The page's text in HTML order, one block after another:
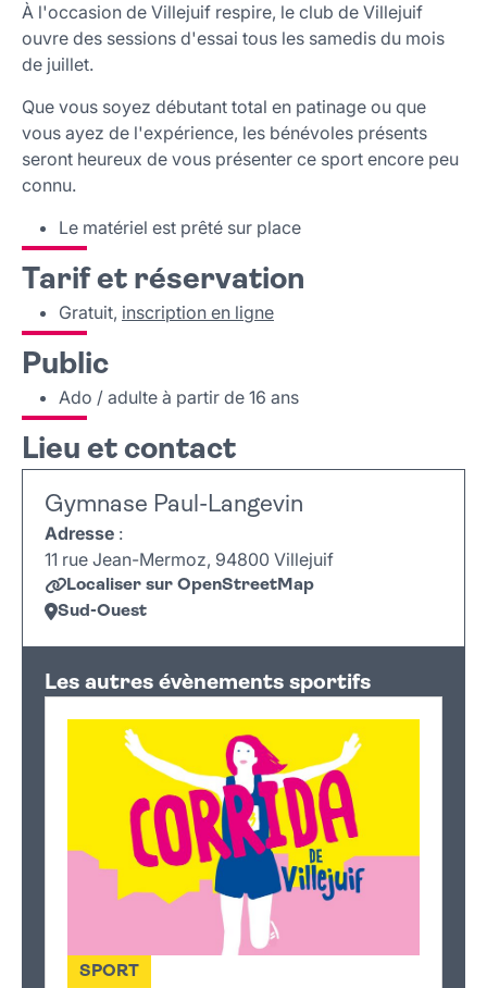
À l'occasion de Villejuif respire, le club de Villejuif
ouvre des sessions d'essai tous les samedis du mois
de juillet.
Que vous soyez débutant total en patinage ou que
vous ayez de l'expérience, les bénévoles présents
seront heureux de vous présenter ce sport encore peu
connu.
Le matériel est prêté sur place
Tarif et réservation
Gratuit, inscription en ligne
Public
Ado / adulte à partir de 16 ans
Lieu et contact
Gymnase Paul-Langevin
Adresse :
11 rue Jean-Mermoz, 94800 Villejuif
Localiser sur OpenStreetMap
Sud-Ouest
+
−
Les autres évènements sportifs
SPORT